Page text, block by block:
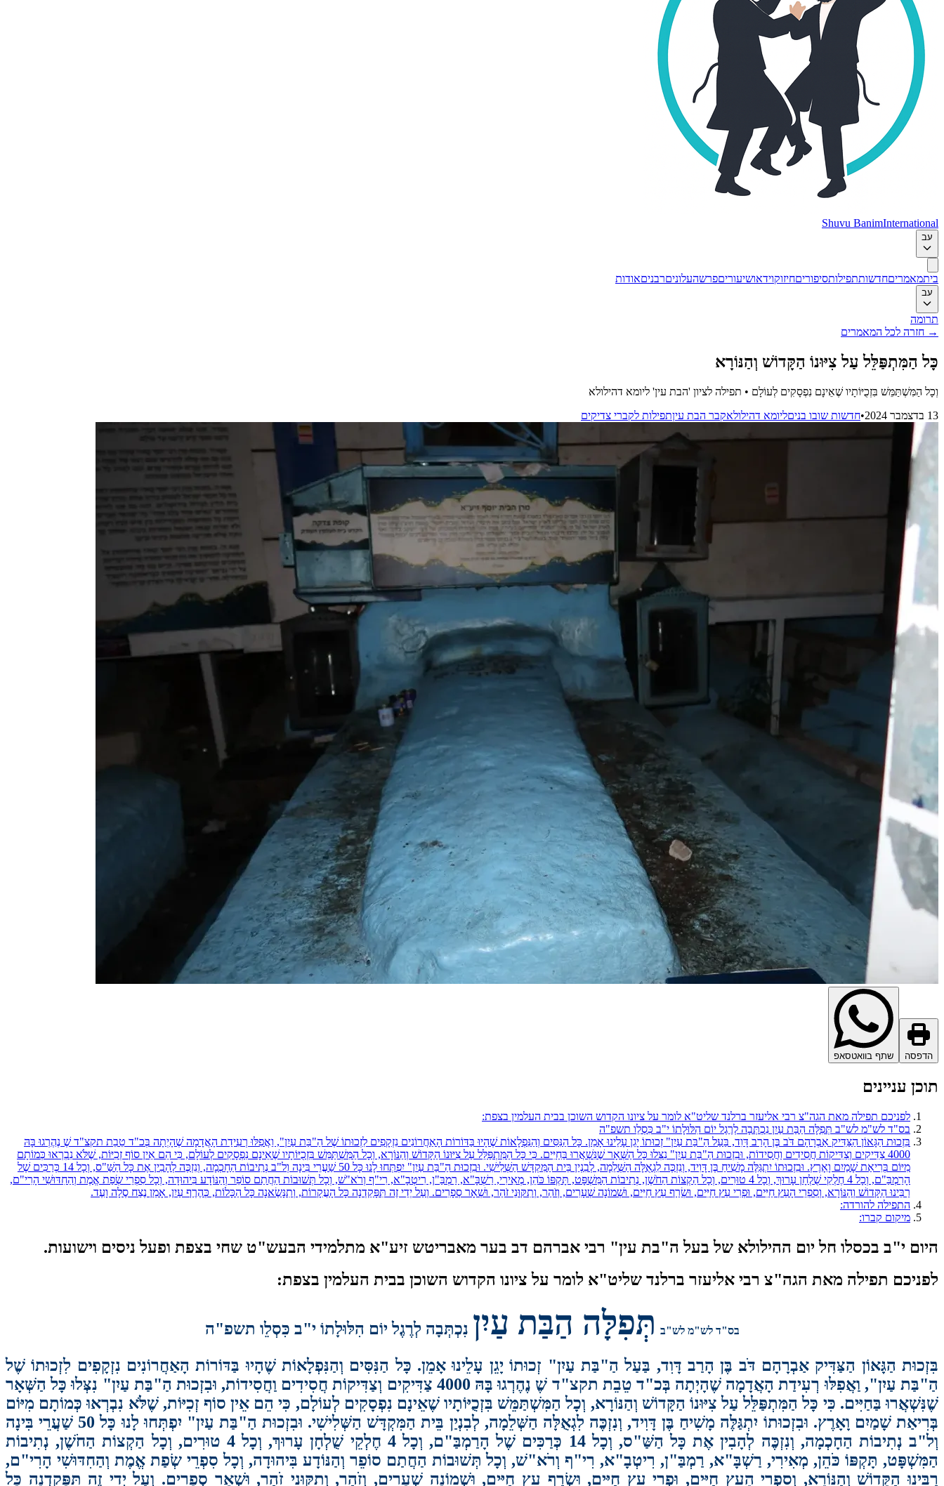
Shuvu BanimInternational
עב
ביתמאמריםחדשותתפילותסיפוריםחיזוקוידאושיעוריםפרשהעלוניםרבניםאודות
עב
תרומה
→ חזרה לכל המאמרים
כָּל הַמִּתְפַּלֵּל עַל צִיּוּנוֹ הַקָּדוֹשׁ וְהַנּוֹרָא
וְכָל הַמִּשְׁתַּמֵּשׁ בִּזְכֻיּוֹתָיו שֶׁאֵינָם נִפְסָקִים לְעוֹלָם • תפילה לציון 'הבת עין' ליומא דהילולא
13 בדצמבר 2024
•חדשות שובו בניםליומא דהילולאקבר הבת עיןתפילות לקברי צדיקים
הדפסה שתף בוואטסאפ
תוכן עניינים
לפניכם תפילה מאת הגה"צ רבי אליעזר ברלנד שליט"א לומר על ציונו הקדוש השוכן בבית העלמין בצפת:
בס"ד לש"מ לש"ב תְּפִלָּה הַבַּת עַיִן נִכְתְּבָה לְרֶגֶל יוֹם הִלּוּלָתוֹ י"ב כִּסְלֵו תשפ"ה
בִּזְכוּת הַגָּאוֹן הַצַּדִּיק אַבְרָהָם דֹּב בֶּן הָרַב דָּוִד, בַּעַל הַ"בַּת עַיִן" זְכוּתוֹ יָגֵן עָלֵינוּ אָמֵן. כָּל הַנִּסִּים וְהַנִּפְלָאוֹת שֶׁהָיוּ בַּדּוֹרוֹת הָאַחֲרוֹנִים נִזְקָפִים לִזְכוּתוֹ שֶׁל הַ"בַּת עַיִן", וַאֲפִלּוּ רְעִידַת הָאֲדָמָה שֶׁהָיְתָה בְּכ"ד טֵבֵת תקצ"ד שֶׁ נֶהֶרְגוּ בָּהּ
4000 צַדִּיקִים וְצַדִּיקוֹת חֲסִידִים וַחֲסִידוֹת, וּבִזְכוּת הַ"בַּת עַיִן" נִצְּלוּ כָּל הַשְּׁאָר שֶׁנִּשְׁאֲרוּ בַּחַיִּים. כִּי כָּל הַמִּתְפַּלֵּל עַל צִיּוּנוֹ הַקָּדוֹשׁ וְהַנּוֹרָא, וְכָל הַמִּשְׁתַּמֵּשׁ בִּזְכֻיּוֹתָיו שֶׁאֵינָם נִפְסָקִים לְעוֹלָם, כִּי הֵם אֵין סוֹף זְכִיּוֹת, שֶׁלֹּא נִבְרְאוּ כְּמוֹתָם
מִיּוֹם בְּרִיאַת שָׁמַיִם וָאָרֶץ. וּבִזְכוּתוֹ יִתְגַּלֶּה מָשִׁיחַ בֶּן דָּוִיד, וְנִזְכֶּה לִגְאֻלָּה הַשְּׁלֵמָה, לְבִנְיַן בֵּית הַמִּקְדָּשׁ הַשְּׁלִישִׁי. וּבִזְכוּת הַ"בַּת עַיִן" יִפְתְּחוּ לָנוּ כָּל 50 שַׁעֲרֵי בִּינָה וְל"ב נְתִיבוֹת הַחָכְמָה, וְנִזְכֶּה לְהָבִין אֶת כָּל הַשַּׁ"ס, וְכָל 14 כְּרַכִּים שֶׁל
הָרַמְבַּ"ם, וְכָל 4 חֶלְקֵי שֻׁלְחָן עָרוּךְ, וְכָל 4 טוּרִים, וְכָל הַקְצוֹת הַחֹשֶׁן, נְתִיבוֹת הַמִּשְׁפָּט, תָּקְפּוֹ כֹּהֵן, מְאִירִי, רַשְׁבָּ"א, רַמְבַּ"ן, רִיטְבָ"א, רִי"ף וְרֹא"שׁ, וְכָל תְּשׁוּבוֹת הַחֲתַם סוֹפֵר וְהַנּוֹדָע בִּיהוּדָה, וְכָל סִפְרֵי שְׂפַת אֱמֶת וְהַחִדּוּשִׁי הָרִי"ם,
רַבֵּינוּ הַקָּדוֹשׁ וְהַנּוֹרָא, וְסִפְרֵי הָעֵץ חַיִּים, וּפְרִי עֵץ חַיִּים, וּשְׂרַף עֵץ חַיִּים, וּשְׁמוֹנָה שְׁעָרִים, וְזֹהַר, וְתִקּוּנֵי זֹהַר, וּשְׁאָר סְפָרִים. וְעַל יְדֵי זֶה תִּפָּקֵדְנָה כָּל הָעֲקָרוֹת, וְתִנָּשֶׂאנָה כָּל הַכָּלוֹת, כְּהֶרֶף עַיִן, אָמֵן נֶצַח סֶלָה וָעֶד.
התפילה להורדה:
מיקום קברו:
היום י"ב בכסלו חל יום ההילולא של בעל ה"בת עין" רבי אברהם דב בער מאבריטש זיע"א מתלמידי הבעש"ט שחי בצפת ופעל ניסים וישועות.
לפניכם תפילה מאת הגה"צ רבי אליעזר ברלנד שליט"א לומר על ציונו הקדוש השוכן בבית העלמין בצפת:
בס"ד לש"מ לש"ב תְּפִלָּה הַבַּת עַיִן נִכְתְּבָה לְרֶגֶל יוֹם הִלּוּלָתוֹ י"ב כִּסְלֵו תשפ"ה
בִּזְכוּת הַגָּאוֹן הַצַּדִּיק אַבְרָהָם דֹּב בֶּן הָרַב דָּוִד, בַּעַל הַ"בַּת עַיִן" זְכוּתוֹ יָגֵן עָלֵינוּ אָמֵן. כָּל הַנִּסִּים וְהַנִּפְלָאוֹת שֶׁהָיוּ בַּדּוֹרוֹת הָאַחֲרוֹנִים נִזְקָפִים לִזְכוּתוֹ שֶׁל
הַ"בַּת עַיִן", וַאֲפִלּוּ רְעִידַת הָאֲדָמָה שֶׁהָיְתָה בְּכ"ד טֵבֵת תקצ"ד שֶׁ נֶהֶרְגוּ בָּהּ 4000 צַדִּיקִים וְצַדִּיקוֹת חֲסִידִים וַחֲסִידוֹת, וּבִזְכוּת הַ"בַּת עַיִן" נִצְּלוּ כָּל הַשְּׁאָר
שֶׁנִּשְׁאֲרוּ בַּחַיִּים. כִּי כָּל הַמִּתְפַּלֵּל עַל צִיּוּנוֹ הַקָּדוֹשׁ וְהַנּוֹרָא, וְכָל הַמִּשְׁתַּמֵּשׁ בִּזְכֻיּוֹתָיו שֶׁאֵינָם נִפְסָקִים לְעוֹלָם, כִּי הֵם אֵין סוֹף זְכִיּוֹת, שֶׁלֹּא נִבְרְאוּ כְּמוֹתָם מִיּוֹם
בְּרִיאַת שָׁמַיִם וָאָרֶץ. וּבִזְכוּתוֹ יִתְגַּלֶּה מָשִׁיחַ בֶּן דָּוִיד, וְנִזְכֶּה לִגְאֻלָּה הַשְּׁלֵמָה, לְבִנְיַן בֵּית הַמִּקְדָּשׁ הַשְּׁלִישִׁי. וּבִזְכוּת הַ"בַּת עַיִן" יִפְתְּחוּ לָנוּ כָּל 50 שַׁעֲרֵי בִּינָה
וְל"ב נְתִיבוֹת הַחָכְמָה, וְנִזְכֶּה לְהָבִין אֶת כָּל הַשַּׁ"ס, וְכָל 14 כְּרַכִּים שֶׁל הָרַמְבַּ"ם, וְכָל 4 חֶלְקֵי שֻׁלְחָן עָרוּךְ, וְכָל 4 טוּרִים, וְכָל הַקְצוֹת הַחֹשֶׁן, נְתִיבוֹת
הַמִּשְׁפָּט, תָּקְפּוֹ כֹּהֵן, מְאִירִי, רַשְׁבָּ"א, רַמְבַּ"ן, רִיטְבָ"א, רִי"ף וְרֹא"שׁ, וְכָל תְּשׁוּבוֹת הַחֲתַם סוֹפֵר וְהַנּוֹדָע בִּיהוּדָה, וְכָל סִפְרֵי שְׂפַת אֱמֶת וְהַחִדּוּשִׁי הָרִי"ם,
רַבֵּינוּ הַקָּדוֹשׁ וְהַנּוֹרָא, וְסִפְרֵי הָעֵץ חַיִּים, וּפְרִי עֵץ חַיִּים, וּשְׂרַף עֵץ חַיִּים, וּשְׁמוֹנָה שְׁעָרִים, וְזֹהַר, וְתִקּוּנֵי זֹהַר, וּשְׁאָר סְפָרִים. וְעַל יְדֵי זֶה תִּפָּקֵדְנָה כָּל